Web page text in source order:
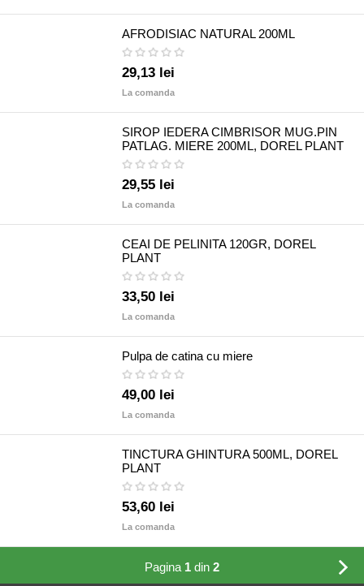
AFRODISIAC NATURAL 200ML
29,13 lei
La comanda
SIROP IEDERA CIMBRISOR MUG.PIN
PATLAG. MIERE 200ML, DOREL PLANT
29,55 lei
La comanda
CEAI DE PELINITA 120GR, DOREL
PLANT
33,50 lei
La comanda
Pulpa de catina cu miere
49,00 lei
La comanda
TINCTURA GHINTURA 500ML, DOREL
PLANT
53,60 lei
La comanda
Pagina 1 din 2